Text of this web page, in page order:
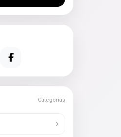
Categorias